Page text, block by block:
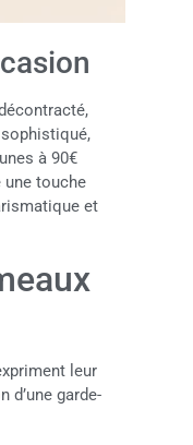
à 90€
une touche
et
leur
garde-